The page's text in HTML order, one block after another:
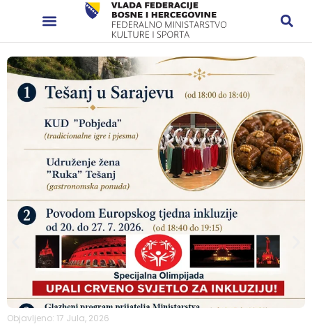
Objavljeno: 17 Jula, 2026